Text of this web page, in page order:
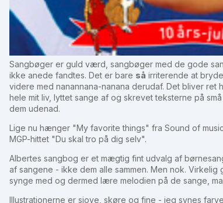
Sangbøger er guld værd, sangbøger med de gode
ikke anede fandtes. Det er bare så irriterende at
videre med nanannana-nanana derudaf. Det bliver
hele mit liv, lyttet sange af og skrevet teksterne på
dem udenad.
Lige nu hænger "My favorite things" fra Sound of
MGP-hittet "Du skal tro på dig selv".
Albertes sangbog er et mægtig fint udvalg af
af sangene - ikke dem alle sammen. Men nok.
synge med og dermed lære melodien på de sange,
Illustrationerne er sjove, skøre og fine - jeg synes